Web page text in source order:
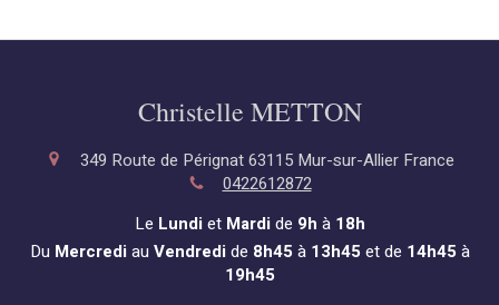
Christelle METTON
349 Route de Pérignat 63115 Mur-sur-Allier France
0422612872
Le Lundiet Mardide 9h à 18h
Du Mercrediau Vendredide 8h45 à 13h45 et de 14h45 à
19h45